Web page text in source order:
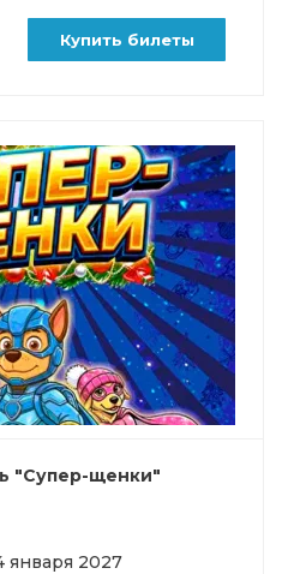
Купить билеты
"Супер-щенки"
января 2027